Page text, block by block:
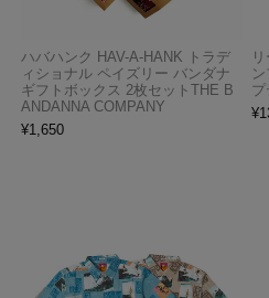
ハバハンク HAV-A-HANK トラデ
ィショナル ペイズリー バンダナ
ギフトボックス 2枚セットTHE B
ANDANNA COMPANY
¥1,650
プ
¥